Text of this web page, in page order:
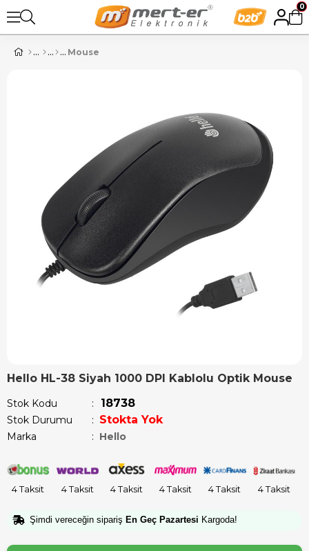
0
Mouse
Hello HL-38 Siyah 1000 DPI Kablolu Optik Mouse
Stok Kodu 18738
Stok Durumu : Stokta Yok
Marka : Hello
4 Taksit 4 Taksit 4 Taksit 4 Taksit 4 Taksit 4 Taksit
Şimdi vereceğin sipariş En Geç Pazartesi Kargoda!